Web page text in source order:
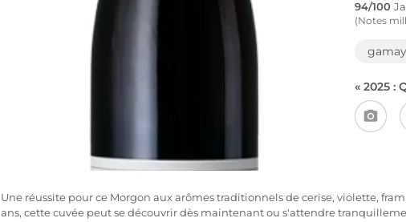
94/100
(Notes
gamay
« 2025 :
Une réussite pour ce Morgon aux arômes traditionnels de cerise, violette,
ans, cette cuvée peut se découvrir dès maintenant ou s'attendre